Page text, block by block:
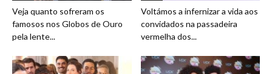
Veja quanto sofreram os
famosos nos Globos de Ouro
pela lente...
Voltámos a infernizar a vida aos
convidados na passadeira
vermelha dos...